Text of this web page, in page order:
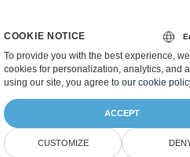
Τιμολόγηση
Πληρωμένη Υποστήριξη
Σχετικά
COOKIE NOTICE
To provide you with the best experience,
cookies for personalization, analytics, and
using our site, you agree to our cookie
ACCEPT
CUSTOMIZE